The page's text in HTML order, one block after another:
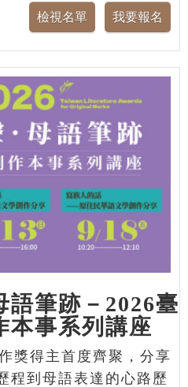
語筆跡－2026臺
本事系列講座
獎得主首度齊聚，分享
程到母語表達的心路歷